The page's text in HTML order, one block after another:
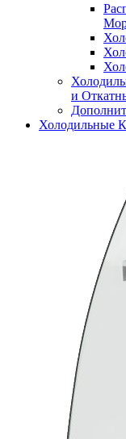
и
Холодильные